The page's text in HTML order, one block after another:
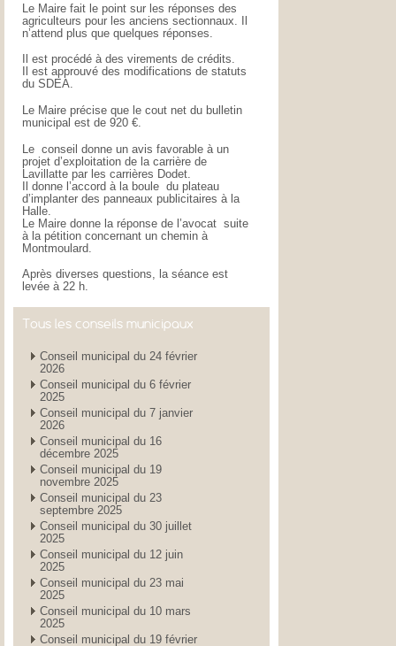
Le Maire fait le point sur les réponses des
agriculteurs pour les anciens sectionnaux. Il
n’attend plus que quelques réponses.
Il est procédé à des virements de crédits.
Il est approuvé des modifications de statuts
du SDEA.
Le Maire précise que le cout net du bulletin
municipal est de 920 €.
Le conseil donne un avis favorable à un
projet d’exploitation de la carrière de
Lavillatte par les carrières Dodet.
Il donne l’accord à la boule du plateau
d’implanter des panneaux publicitaires à la
Halle.
Le Maire donne la réponse de l’avocat suite
à la pétition concernant un chemin à
Montmoulard.
Après diverses questions, la séance est
levée à 22 h.
Tous les conseils municipaux
Conseil municipal du 24 février
2026
Conseil municipal du 6 février
2025
Conseil municipal du 7 janvier
2026
Conseil municipal du 16
décembre 2025
Conseil municipal du 19
novembre 2025
Conseil municipal du 23
septembre 2025
Conseil municipal du 30 juillet
2025
Conseil municipal du 12 juin
2025
Conseil municipal du 23 mai
2025
Conseil municipal du 10 mars
2025
Conseil municipal du 19 février